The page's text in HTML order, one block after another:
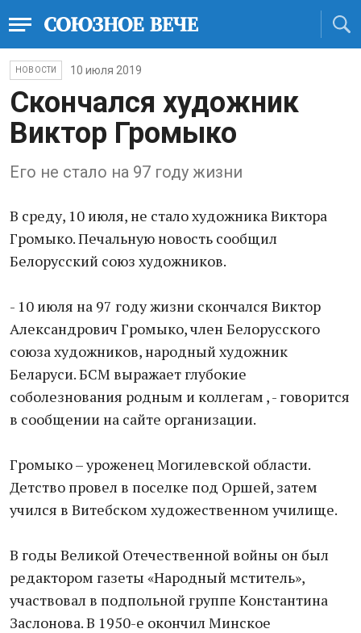
НОВОСТИ 10 июля 2019
Скончался художник
Виктор Громыко
Его не стало на 97 году жизни
В среду, 10 июля, не стало художника Виктора
Громыко. Печальную новость сообщил
Белорусский союз художников.
- 10 июля на 97 году жизни скончался Виктор
Александрович Громыко, член Белорусского
союза художников, народный художник
Беларуси. БСМ выражает глубокие
соболезнования родным и коллегам , - говорится
в сообщении на сайте организации.
Громыко – уроженец Могилевской области.
Детство провел в поселке под Оршей, затем
учился в Витебском художественном училище.
В годы Великой Отечественной войны он был
редактором газеты «Народный мститель»,
участвовал в подпольной группе Константина
Заслонова. В 1950-е окончил Минское